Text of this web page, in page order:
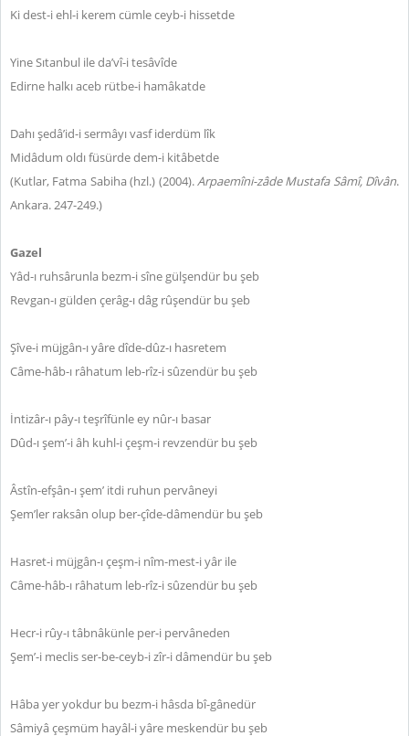
Ki dest-i ehl-i kerem cümle ceyb-i hissetde
Yine Sıtanbul ile da’vî-i tesâvîde
Edirne halkı aceb rütbe-i hamâkatde
Dahı şedâ’id-i sermâyı vasf iderdüm lîk
Midâdum oldı füsürde dem-i kitâbetde
(Kutlar, Fatma Sabiha (hzl.) (2004).Arpaemîni-zâde Mustafa Sâmî, Dîvân.
Ankara. 247-249.)
Gazel
Yâd-ı ruhsârunla bezm-i sîne gülşendür bu şeb
Revgan-ı gülden çerâg-ı dâg rûşendür bu şeb
Şîve-i müjgân-ı yâre dîde-dûz-ı hasretem
Câme-hâb-ı râhatum leb-rîz-i sûzendür bu şeb
İntizâr-ı pây-ı teşrîfünle ey nûr-ı basar
Dûd-ı şem’-i âh kuhl-i çeşm-i revzendür bu şeb
Âstîn-efşân-ı şem’ itdi ruhun pervâneyi
Şem’ler raksân olup ber-çîde-dâmendür bu şeb
Hasret-i müjgân-ı çeşm-i nîm-mest-i yâr ile
Câme-hâb-ı râhatum leb-rîz-i sûzendür bu şeb
Hecr-i rûy-ı tâbnâkünle per-i pervâneden
Şem’-i meclis ser-be-ceyb-i zîr-i dâmendür bu şeb
Hâba yer yokdur bu bezm-i hâsda bî-gânedür
Sâmiyâ çeşmüm hayâl-i yâre meskendür bu şeb